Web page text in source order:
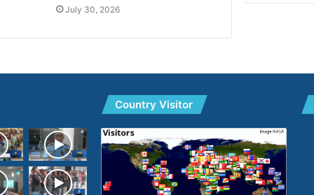
July 30, 2026
Country Visitor